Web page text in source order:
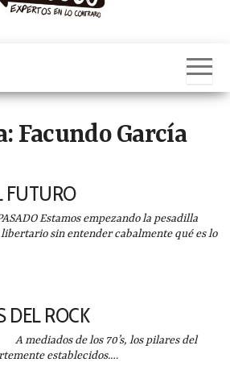
Facundo García
FUTURO
Estamos empezando la pesadilla
sin entender cabalmente qué es lo
DEL ROCK
A mediados de los 70’s, los pilares del
establecidos.…